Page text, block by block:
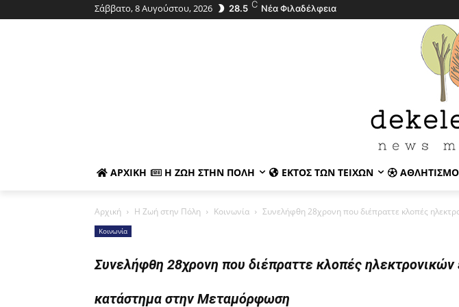
Σάββατο, 8 Αυγούστου, 2026 28.5 C Νέα Φιλαδέλφεια
ΑΡΧΙΚΉ Η ΖΩΉ ΣΤΗΝ ΠΌΛΗ ΕΚΤΌΣ ΤΩΝ ΤΕΙΧΏΝ
Αρχική Η Ζωή στην Πόλη Κοινωνία Συνελήφθη 28χρονη που διέπραττε κλοπές
Κοινωνία
Συνελήφθη 28χρονη που διέπραττε κλοπές
κατάστημα στην Μεταμόρφωση